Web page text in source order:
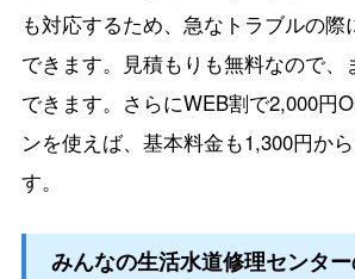
も対応するため、急なトラブルの際
できます。見積もりも無料なので、
できます。さらにWEB割で2,000円
ンを使えば、基本料金も1,300円か
す。
みんなの生活水道修理センタ